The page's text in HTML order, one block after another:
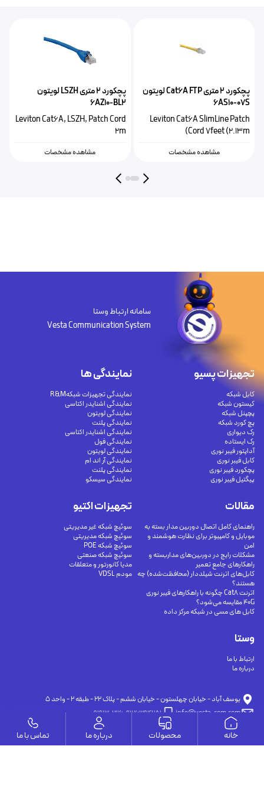
پچکورد 2 متری Cat6A FTP لویتون
6AS10-07S
Leviton Cat6A SlimLine Patch
Cord 7feet (2.13m)
مشاهده مشخصات
پچکورد ۲ متری LSZH لویتون
6AZ10-BL2
Leviton Cat6A, LSZH, Patch Cord
2m
مشاهده مشخصات
سامانه ارتباط وستا
Vesta Communication System
وستا
ارتباط با ما
درباره ما
تجهیزات پسیو
کابل شبکه
کیستون شبکه
پچپنل شبکه
پچ کورد شبکه
رک دیواری
رک ایستاده
آداپتور فیبر نوری
کابل فیبر نوری
پچکورد فیبر نوری
پیگتیل فیبر نوری
تجهیزات اکتیو
سوئیچ شبکه غیر مدیریتی
سوئیچ شبکه مدیریتی
سوئیچ شبکه POE
سوئیچ شبکه صنعتی
مدیا کانورتور و متعلقات
مودم VDSL
نمایندگی ها
نمایندگی تجهیزات شبکهR&M
نمایندگی اشنایدر اکتاسی
نمایندگی لویتون
نمایندگی پلنت
نمایندگی اشنایدر اکتاسی
نمایندگی فول
نمایندگی لویتون
نمایندگی آر اند ام
نمایندگی پلنت
نمایندگی سیسکو
مقالات
راهنمای کامل اتصال دوربین مدار بسته به
موبایل و کامپیوتر برای نظارت هوشمند و
امن
مشکلات رایج در دوربین‌های مداربسته و
راهکارهای جامع تعمیر
کابل‌های اترنت شیلددار (محافظت‌شده) چه
هستند؟
اترنت Cat8 چگونه با راهکارهای فیبر نوری
40G مقایسه می‌شود؟
کابل های مسی در شبکه مرکز داده
يوسف آباد - خيابان چهلستون - خيابان ششم - پلاك ٢٢ - طبقه ٢ - واحد ٥
info@vesta-com.com
09126394251
09191302116
خانه محصولات درباره ما تماس با ما